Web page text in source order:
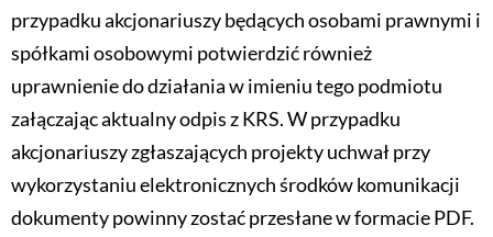
przypadku akcjonariuszy będących osobami prawnymi i
spółkami osobowymi potwierdzić również
uprawnienie do działania w imieniu tego podmiotu
załączając aktualny odpis z KRS. W przypadku
akcjonariuszy zgłaszających projekty uchwał przy
wykorzystaniu elektronicznych środków komunikacji
dokumenty powinny zostać przesłane w formacie PDF.